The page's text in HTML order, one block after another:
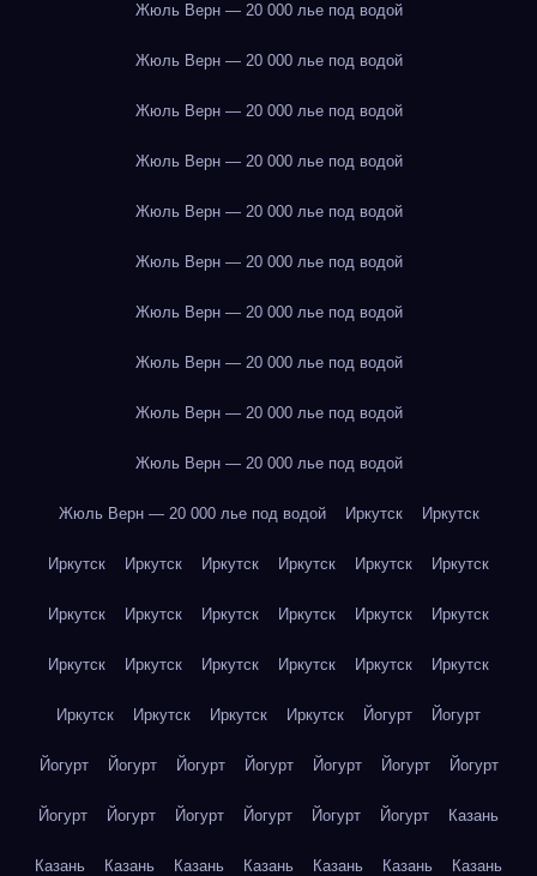
Жюль Верн — 20 000 лье под водой
Жюль Верн — 20 000 лье под водой
Жюль Верн — 20 000 лье под водой
Жюль Верн — 20 000 лье под водой
Жюль Верн — 20 000 лье под водой
Жюль Верн — 20 000 лье под водой
Жюль Верн — 20 000 лье под водой
Жюль Верн — 20 000 лье под водой
Жюль Верн — 20 000 лье под водой
Жюль Верн — 20 000 лье под водой
Жюль Верн — 20 000 лье под водой Иркутск Иркутск
Иркутск Иркутск Иркутск Иркутск Иркутск Иркутск
Иркутск Иркутск Иркутск Иркутск Иркутск Иркутск
Иркутск Иркутск Иркутск Иркутск Иркутск Иркутск
Иркутск Иркутск Иркутск Иркутск Йогурт Йогурт
Йогурт Йогурт Йогурт Йогурт Йогурт Йогурт Йогурт
Йогурт Йогурт Йогурт Йогурт Йогурт Йогурт Казань
Казань Казань Казань Казань Казань Казань Казань